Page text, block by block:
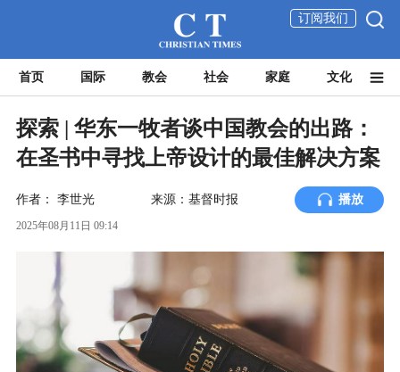
订阅我们
首页 国际 教会 社会 家庭 文化
探索 | 华东一牧者谈中国教会的出路：
在圣书中寻找上帝设计的最佳解决方案
作者： 李世光 来源：基督时报 播放
2025年08月11日 09:14